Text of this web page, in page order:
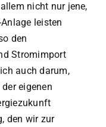
nicht nur jene,
leisten
den
Stromimport
auch darum,
eigenen
den wir zur